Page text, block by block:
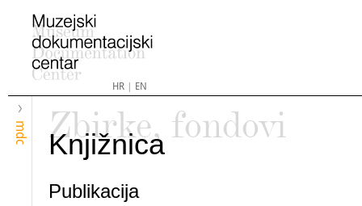
HR| EN
mdc
Zbirke, fondovi
Knjižnica
Publikacija